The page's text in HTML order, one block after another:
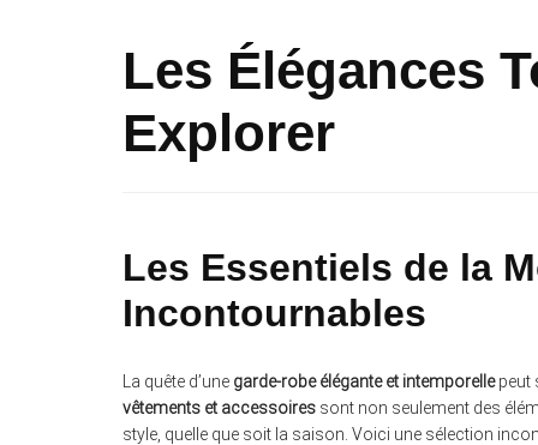
Les Élégances
Explorer
Les Essentiels de la
Incontournables
La quête d’une garde-robe élégante et intemporellepeut
vêtements et accessoires sont non seulement des
style, quelle que soit la saison. Voici une sélection